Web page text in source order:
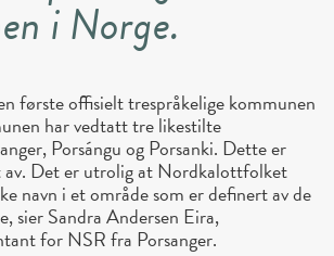
i Norge.
første offisielt trespråkelige kommunen
har vedtatt tre likestilte
Porsángu og Porsanki. Dette er
av. Det er utrolig at Nordkalottfolket
navn i et område som er definert av de
sier Sandra Andersen Eira,
for NSR fra Porsanger.